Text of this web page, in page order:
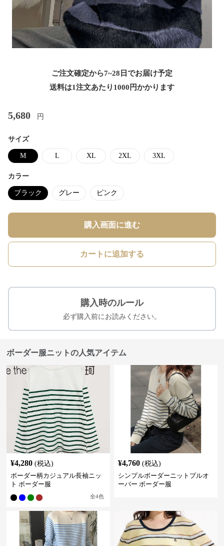
ご注文確定から7~28日でお届け予定
送料は1注文あたり 1000 円かかります
5,680 円
サイズ
M L XL 2XL 3XL
カラー
ブラック グレー ピンク
購入画面に進む
カートに追加する
購入時のルール
必ず購入前にお読みください。
ボーダー服ニットの人気アイテム
¥4,280 (税込)
ボーダー柄カジュアル長袖ニッ
ト ボーダー服
全4色
¥4,760 (税込)
シンプルボーダーニットプルオ
ーバー ボーダー服